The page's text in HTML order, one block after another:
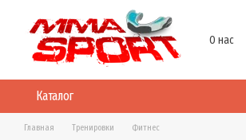
Перейти к основному контенту
О нас
Каталог
Главная Тренировки Фитнес